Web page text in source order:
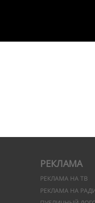
РЕКЛАМА
РЕКЛАМА НА ТВ
РЕКЛАМА НА